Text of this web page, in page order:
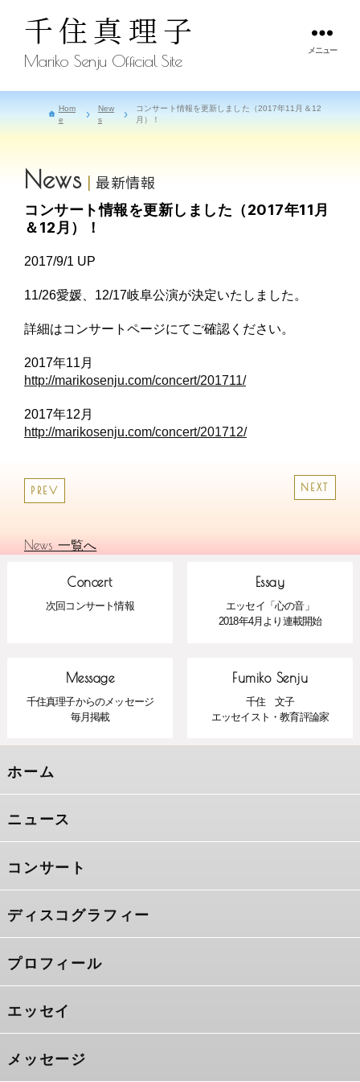
千住真理子
Mariko Senju Official Site
メニュー
Hom
e
New
s
コンサート情報を更新しました（2017年11月＆12
月）！
News
最新情報
コンサート情報を更新しました（2017年11月
＆12月）！
2017/9/1 UP
11/26愛媛、12/17岐阜公演が決定いたしました。
詳細はコンサートページにてご確認ください。
2017年11月
http://marikosenju.com/concert/201711/
2017年12月
http://marikosenju.com/concert/201712/
PREV NEXT
News 一覧へ
Concert
次回コンサート情報
Essay
エッセイ「心の音」
2018年4月より連載開始
Message
千住真理子からのメッセージ
毎月掲載
Fumiko Senju
千住 文子
エッセイスト・教育評論家
ホーム
ニュース
コンサート
ディスコグラフィー
プロフィール
エッセイ
メッセージ